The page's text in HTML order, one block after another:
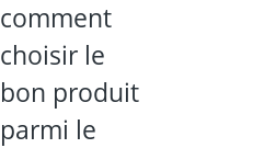
comment
choisir le
bon produit
parmi le